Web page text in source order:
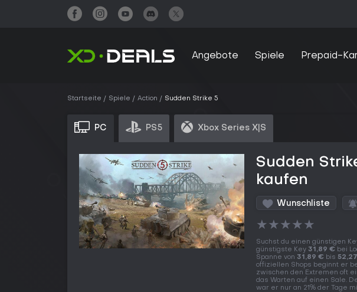
Angebote Spiele Prepaid-
Startseite Spiele Action Sudden Strike 5
PC PS5 Xbox Series X|S
Sudden
kaufen
Wunschliste
★★★★★
Suchst du einen günstigen
günstigste Key 31,89 € bei
Spanne von 31,89 € bis
offiziellen Shops beginnt er
zwischen den Extremen oft
das Warten auf einen Sale.
war er nur an 21% der Tage